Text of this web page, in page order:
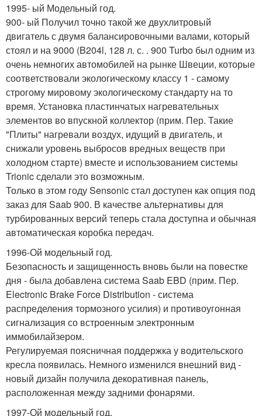
1995- ый Модельный год.
900- ый Получил точно такой же двухлитровый
двигатель с двумя балансировочными валами, который
стоял и на 9000 (B204l, 128 л. с. . 900 Turbo был одним из
очень немногих автомобилей на рынке Швеции, которые
соответствовали экологическому классу 1 - самому
строгому мировому экологическому стандарту на то
время. Установка пластинчатых нагревательных
элементов во впускной коллектор (прим. Пер. Такие
"Плиты" нагревали воздух, идущий в двигатель, и
снижали уровень выбросов вредных веществ при
холодном старте) вместе и использованием системы
Trionic сделали это возможным.
Только в этом году Sensonic стал доступен как опция под
заказ для Saab 900. В качестве альтернативы для
турбированных версий теперь стала доступна и обычная
автоматическая коробка передач.
1996-Ой модельный год.
Безопасность и защищенность вновь были на повестке
дня - была добавлена система Saab EBD (прим. Пер.
Electronic Brake Force Distribution - система
распределения тормозного усилия) и противоугонная
сигнализация со встроенным электронным
иммобилайзером.
Регулируемая поясничная поддержка у водительского
кресла появилась. Немного изменился внешний вид -
новый дизайн получила декоративная панель,
расположенная между задними фонарями.
1997-Ой модельный год.